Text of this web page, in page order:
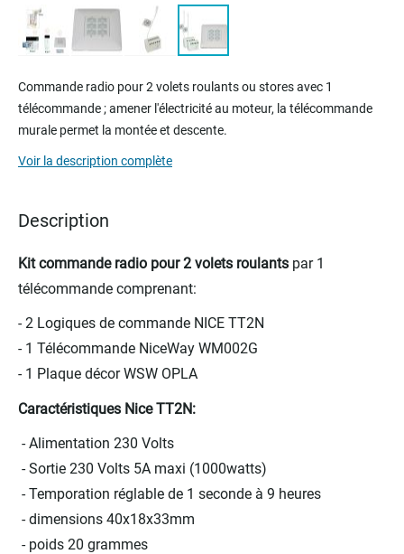
to
the
of
the
Commande radio pour 2 volets roulants ou stores avec 1
télécommande ; amener l'électricité au moteur, la télécommande
murale permet la montée et descente.
Voir la description complète
Description
Kit commande radio pour 2 volets roulants par 1
télécommande comprenant:
- 2 Logiques de commande NICE TT2N
- 1 Télécommande NiceWay WM002G
- 1 Plaque décor WSW OPLA
Caractéristiques Nice TT2N:
- Alimentation 230 Volts
- Sortie 230 Volts 5A maxi (1000watts)
- Temporation réglable de 1 seconde à 9 heures
- dimensions 40x18x33mm
- poids 20 grammes